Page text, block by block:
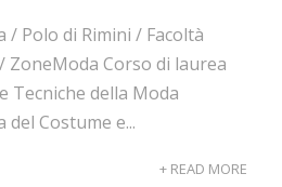
Polo di Rimini / Facoltà
ZoneModa Corso di laurea
Tecniche della Moda
Costume e...
+ READ MORE